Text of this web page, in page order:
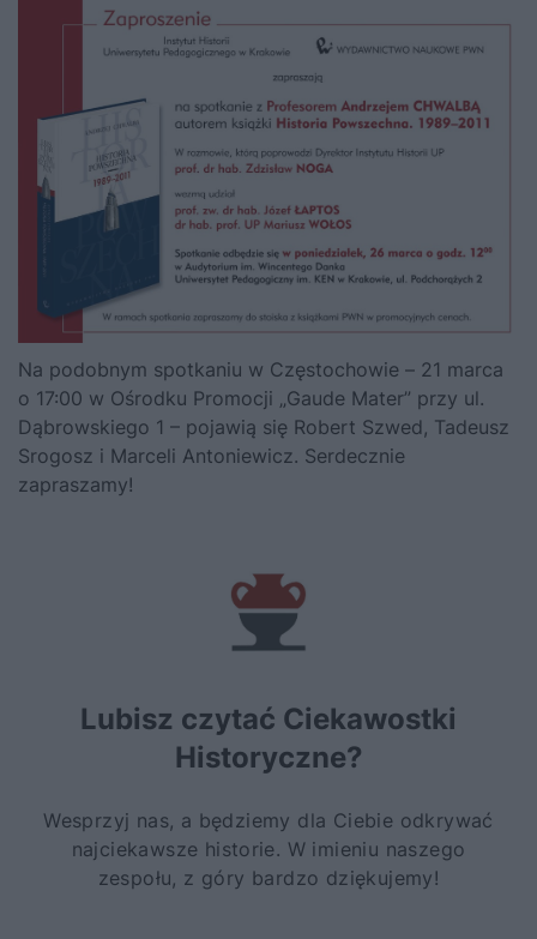
Na podobnym spotkaniu w Częstochowie – 21 marca
o 17:00 w Ośrodku Promocji „Gaude Mater” przy ul.
Dąbrowskiego 1 – pojawią się Robert Szwed, Tadeusz
Srogosz i Marceli Antoniewicz. Serdecznie
zapraszamy!